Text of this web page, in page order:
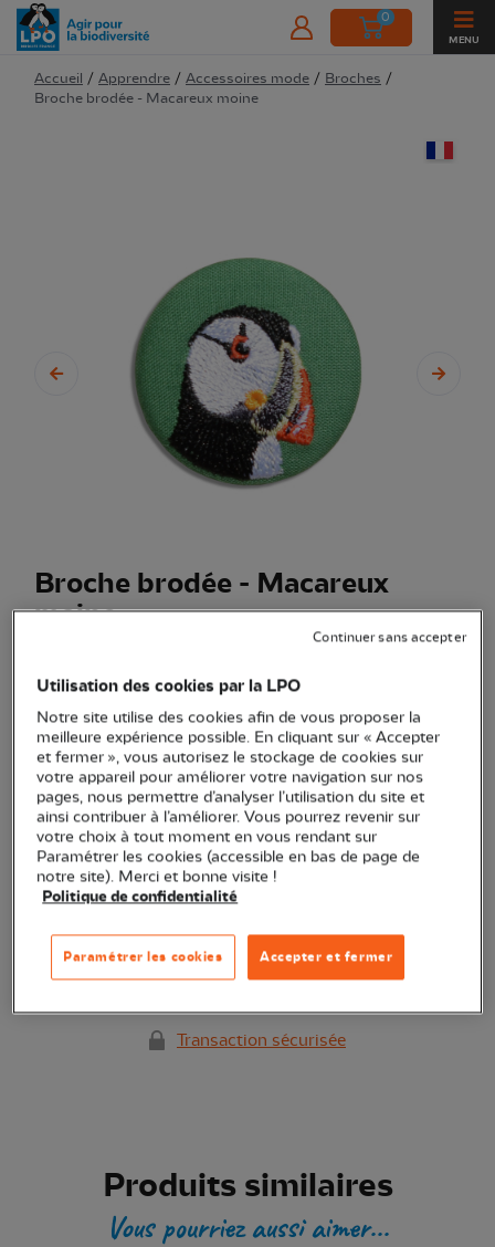
0
MENU
Accueil / Apprendre / Accessoires mode / Broches /
Broche brodée - Macareux moine
Broche brodée - Macareux
moine
18,00 €
Une élégante petite broche en tissu, brodée d'un Macareux
moine. Une création artisanale proposée par une artiste
française.Voir plus
Quantité
Ajouter au panier
Transaction sécurisée
Produits similaires
Vous pourriez aussi aimer...
Utilisation des cookies par la LPO
Notre site utilise des cookies afin de vous proposer la
meilleure expérience possible. En cliquant sur « Accepter
et fermer », vous autorisez le stockage de cookies sur
votre appareil pour améliorer votre navigation sur nos
pages, nous permettre d’analyser l’utilisation du site et
ainsi contribuer à l’améliorer. Vous pourrez revenir sur
votre choix à tout moment en vous rendant sur
Paramétrer les cookies (accessible en bas de page de
notre site). Merci et bonne visite !
Politique de confidentialité
Accepter et fermer
Paramétrer les cookies
Continuer sans accepter